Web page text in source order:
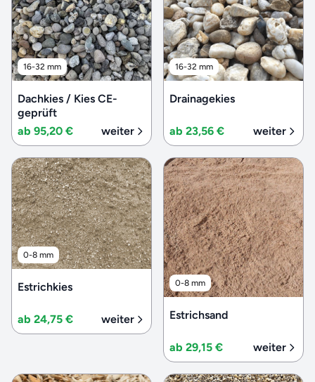
16-32 mm
Dachkies / Kies CE-
geprüft
ab 95,20 €
weiter
16-32 mm
Drainagekies
ab 23,56 € weiter
0-8 mm
Estrichkies
ab 24,75 € weiter
0-8 mm
Estrichsand
ab 29,15 € weiter